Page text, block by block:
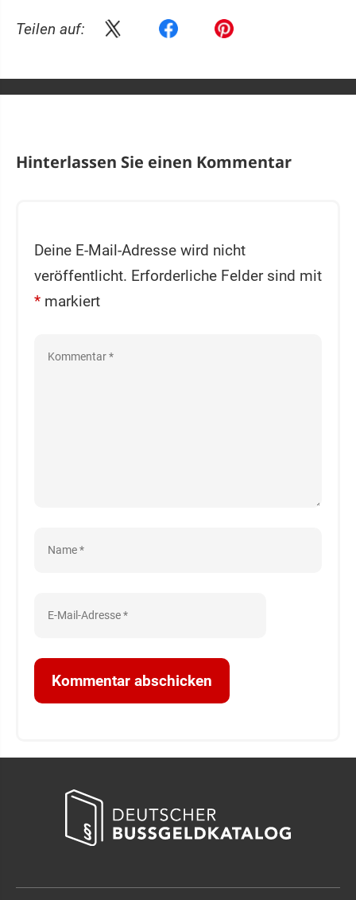
Teilen auf:
Hinterlassen Sie einen Kommentar
Deine E-Mail-Adresse wird nicht
veröffentlicht. Erforderliche Felder sind mit
* markiert